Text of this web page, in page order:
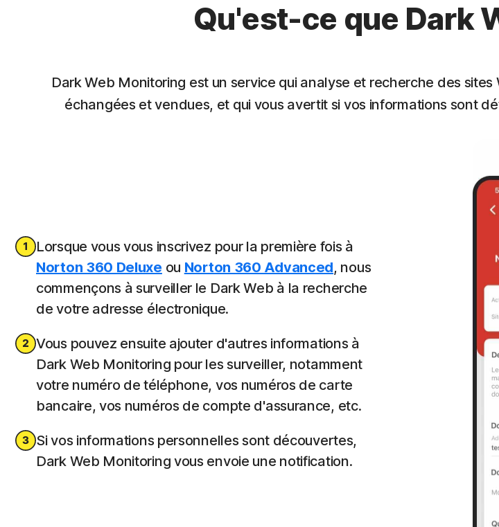
Qu'est-ce que Dark
Dark Web Monitoring est un service qui analyse et recherche des
échangées et vendues, et qui vous avertit si vos informations sont
Lorsque vous vous inscrivez pour la première fois à
Norton 360 Deluxe ou Norton 360 Advanced, nous
commençons à surveiller le Dark Web à la recherche
de votre adresse électronique.
Vous pouvez ensuite ajouter d'autres informations à
Dark Web Monitoring pour les surveiller, notamment
votre numéro de téléphone, vos numéros de carte
bancaire, vos numéros de compte d'assurance, etc.
Si vos informations personnelles sont découvertes,
Dark Web Monitoring vous envoie une notification.